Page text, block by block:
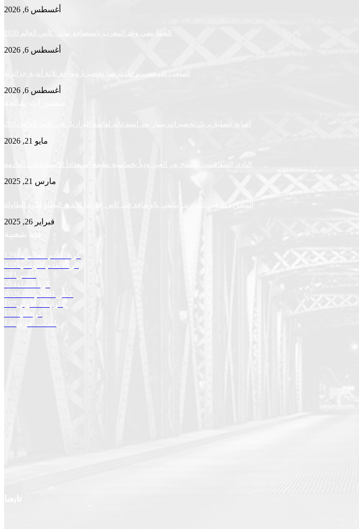
أغسطس 6, 2026
الفيفا ينفي وعد المغرب باستضافة نهائي كأس العالم 2030
أغسطس 6, 2026
الملعب التونسي يدخل تربصا تحضيريا ويواجه ثلاثة أندية جزائرية
أغسطس 6, 2026
منشورات شائعة
إصابة عضلية تربك تحضيرات نيمار بعد استدعائه لقائمة البرازيل في كأس العالم 2026
مايو 21, 2026
النادي الصفاقسي يكتسح بدر العين ودياً بخماسية نظيفة استعداداً للاستحقاقات القادمة
مارس 21, 2025
المضرب الذهبي البنزرتي يكتفي بالوصافة في كأس إفريقيا للأندية البطلة لكرة الطاولة
فبراير 26, 2025
فئة شعبية
كرة القدم العالمية
1291
كرة القدم التونسية
422
التنس
293
كرة السلة234
كأس العالم 2026
الرابطة الأولى 197
كرة اليد 159
رياضات أخرى 146